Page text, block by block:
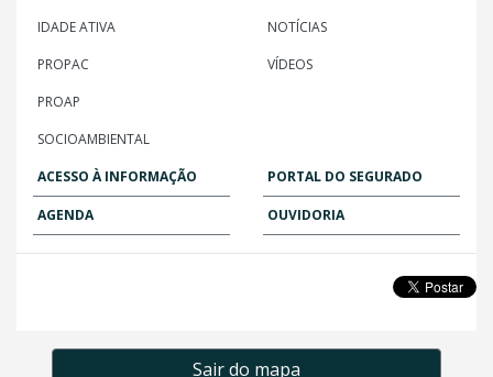
IDADE ATIVA
PROPAC
PROAP
SOCIOAMBIENTAL
NOTÍCIAS
VÍDEOS
ACESSO À INFORMAÇÃO PORTAL DO SEGURADO
AGENDA OUVIDORIA
Sair do mapa